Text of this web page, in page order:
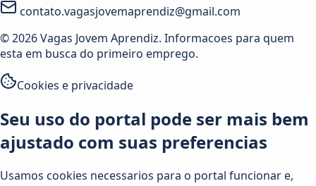
contato.vagasjovemaprendiz@gmail.com
© 2026 Vagas Jovem Aprendiz. Informacoes para quem
esta em busca do primeiro emprego.
Cookies e privacidade
Seu uso do portal pode ser mais bem
ajustado com suas preferencias
Usamos cookies necessarios para o portal funcionar e,